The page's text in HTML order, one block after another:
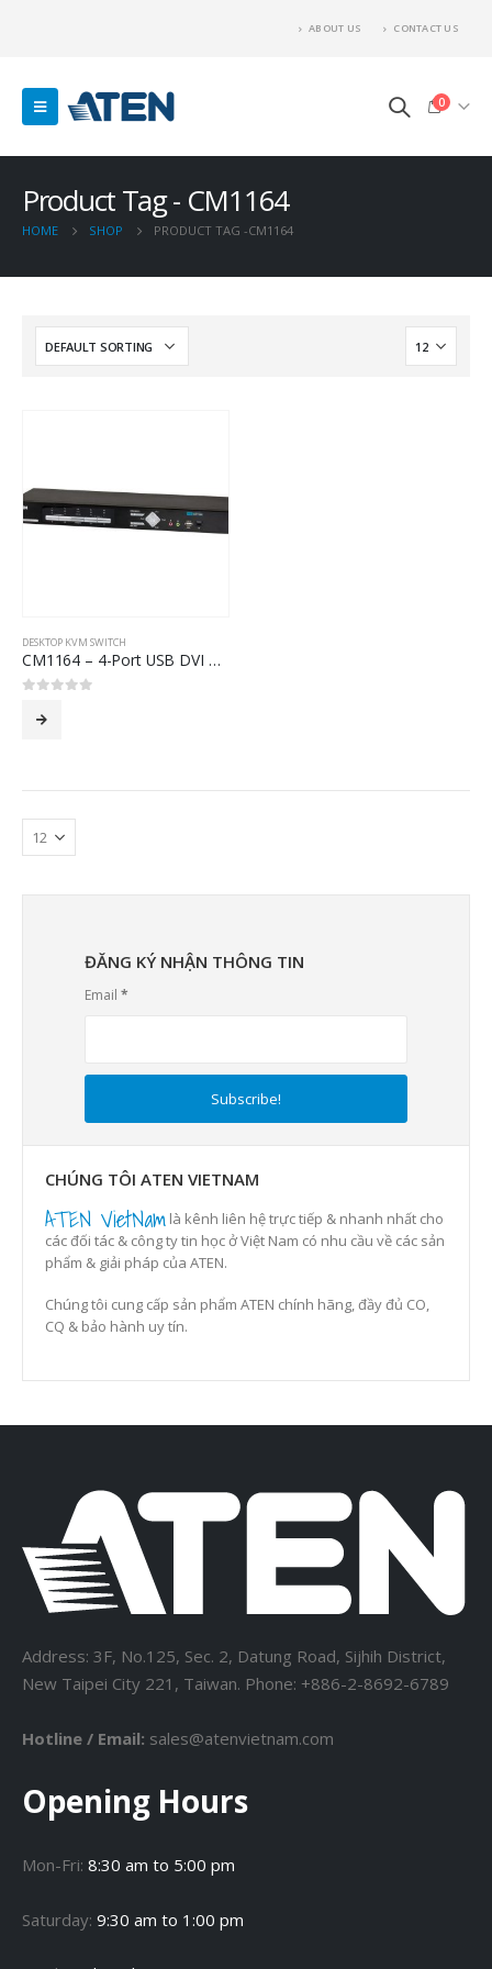
ABOUT US CONTACT US
0
Product Tag - CM1164
HOME SHOP PRODUCT TAG -CM1164
DESKTOP KVM SWITCH
CM1164 – 4-Port USB DVI Multi-View/Audio KVMP™ Switch
ĐĂNG KÝ NHẬN THÔNG TIN
Email *
CHÚNG TÔI ATEN VIETNAM
ATEN VietNam là kênh liên hệ trực tiếp & nhanh nhất cho
các đối tác & công ty tin học ở Việt Nam có nhu cầu về các sản
phẩm & giải pháp của ATEN.
Chúng tôi cung cấp sản phẩm ATEN chính hãng, đầy đủ CO,
CQ & bảo hành uy tín.
Address: 3F, No.125, Sec. 2, Datung Road, Sijhih District,
New Taipei City 221, Taiwan. Phone: +886-2-8692-6789
Hotline / Email: sales@atenvietnam.com
Opening Hours
Mon-Fri: 8:30 am to 5:00 pm
Saturday: 9:30 am to 1:00 pm